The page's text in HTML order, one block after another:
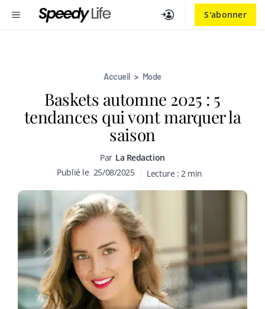
S'abonner
MENU
Accueil > Mode
Baskets automne 2025 : 5
tendances qui vont marquer la
saison
Par La Redaction
Publié le 25/08/2025 Lecture : 2 min